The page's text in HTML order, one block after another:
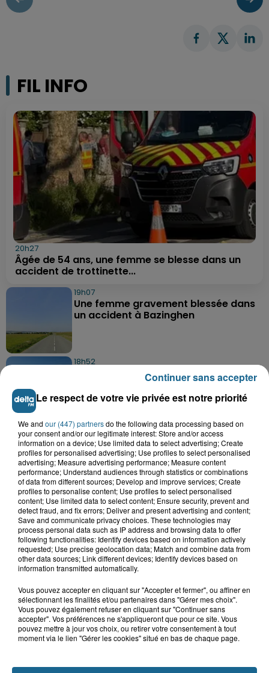
FIL INFO
20h27
Âgée de 54 ans, une femme se blesse dans un
accident de trottinette...
19h07
Une femme gravement blessée dans
un accident à Bazinghen
18h52
Neufchâtel-Hardelot : un
rassemblement pour rendre
hommage aux...
18h04
Violent accident à Cléty : quatre
blessés, deux femmes en urgence...
17h44
Un homme mortellement percuté par
un train à Saint-Josse
NOS AUTRES PODCASTS
Le respect de votre vie privée est notre priorité
We and our (447) partnersdo the following data processing based on
your consent and/or our legitimate interest: Store and/or access
information on a device; Use limited data to select advertising; Create
profiles for personalised advertising; Use profiles to select personalised
advertising; Measure advertising performance; Measure content
performance; Understand audiences through statistics or combinations
of data from different sources; Develop and improve services; Create
profiles to personalise content; Use profiles to select personalised
content; Use limited data to select content; Ensure security, prevent and
detect fraud, and fix errors; Deliver and present advertising and content;
Save and communicate privacy choices. These technologies may
process personal data such as IP address and browsing data to offer
following functionalities: Identify devices based on information actively
requested; Use precise geolocation data; Match and combine data from
other data sources; Link different devices; Identify devices based on
information transmitted automatically.
Vous pouvez accepter en cliquant sur "Accepter et fermer", ou affiner en
sélectionnant les finalités et/ou partenaires dans "Gérer mes choix".
Vous pouvez également refuser en cliquant sur "Continuer sans
accepter". Vos préférences ne s'appliqueront que pour ce site. Vous
pouvez mettre à jour vos choix, ou retirer votre consentement à tout
moment via le lien "Gérer les cookies" situé en bas de chaque page.
Continuer sans accepter